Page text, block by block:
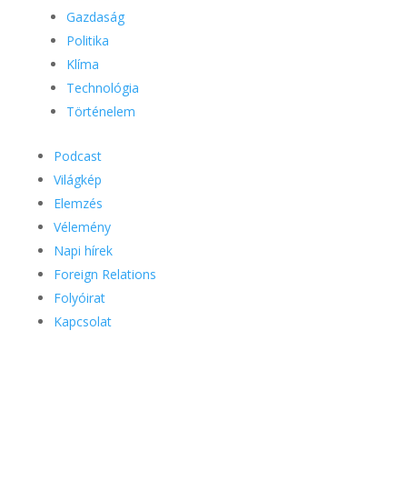
Gazdaság
Politika
Klíma
Technológia
Történelem
Podcast
Világkép
Elemzés
Vélemény
Napi hírek
Foreign Relations
Folyóirat
Kapcsolat